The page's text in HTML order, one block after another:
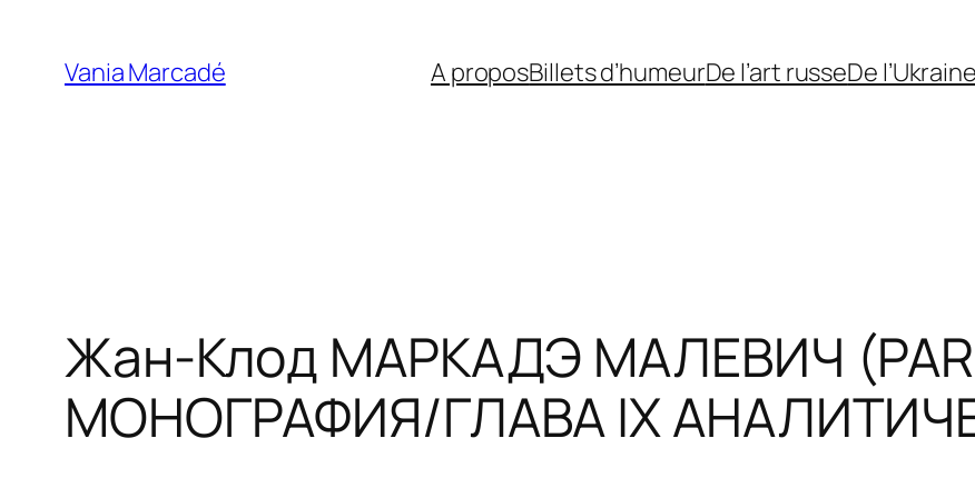
contenu
Vania Marcadé A proposBillets d’humeurDe l’art russeDe l’Ukraine
Жан-Клод МАРКАДЭ МАЛЕВИЧ
МОНОГРАФИЯ/ГЛАВА IX